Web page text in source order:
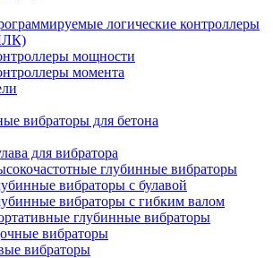
логические контроллеры
мощности
момента
вибраторы для бетона
для вибратора
глубинные вибраторы
вибраторы с булавой
вибраторы с гибким валом
глубинные вибраторы
вибраторы
вибраторы